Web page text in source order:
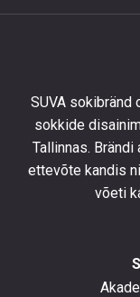
kursis
uusimate
toodetega,
eripakkumistega
SUVA sokibränd
sokkide
Tallinnas.
ettevõte kandis
võeti